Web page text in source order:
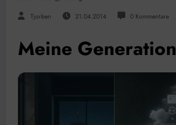
Tjorben 21.04.2014 0 Kommentare
Meine Generation